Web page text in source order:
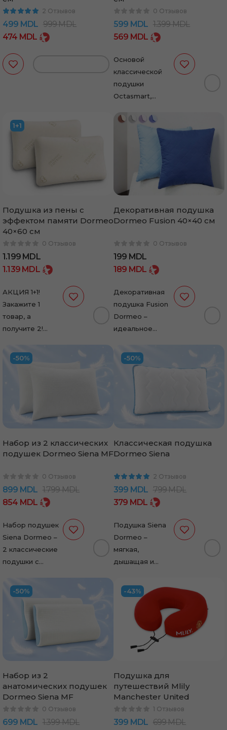
Siena Octasmart
Быстрая доставка по всей Молдове
2 Отзывов
499 MDL 999MDL
474 MDL
0 Отзывов
599 MDL 1.399MDL
569 MDL
Основой
классической
подушки
Octasmart,
удостоенные
наград пружины
Octasprings® из
эффектом
памяти. Волокна
чехле придают…
1+1
Подушка из пены с
эффектом памяти Dormeo
40×60 см
0 Отзывов
1.199 MDL
1.139 MDL
АКЦИЯ 1+1!
Закажите 1
товар, а
получите 2!
пены с
эффектом
Декоративная подушка
Dormeo Fusion 40×40 см
0 Отзывов
199 MDL
189 MDL
Декоративная
подушка Fusion
Dormeo –
идеальное
функциональности
и стиля. Она
создана для
максимального
станет
-50%
Набор из 2 классических
подушек Dormeo Siena MF
0 Отзывов
899 MDL 1.799MDL
854 MDL
Набор подушек
Siena Dormeo –
2 классические
подушки с
и регулируемой
высотой.
Гипоаллергенные,
с покрытием
CleanEffect®,
подойдут для…
-50%
Классическая подушка
Dormeo Siena
2 Отзывов
399 MDL 799MDL
379 MDL
Подушка Siena
Dormeo –
мягкая,
дышащая и
Наполнение
Wellsleep® и
Softdream®
обеспечивают
комфорт,
Подходит для…
-50%
Набор из 2
анатомических подушек
Dormeo Siena MF
0 Отзывов
699 MDL 1.399MDL
-43%
Подушка для
путешествий Mlily
Manchester United
1 Отзывов
399 MDL 699MDL